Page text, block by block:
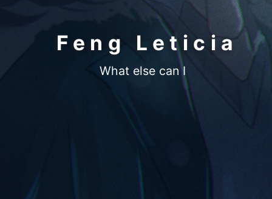
Feng Leticia
What else can I do